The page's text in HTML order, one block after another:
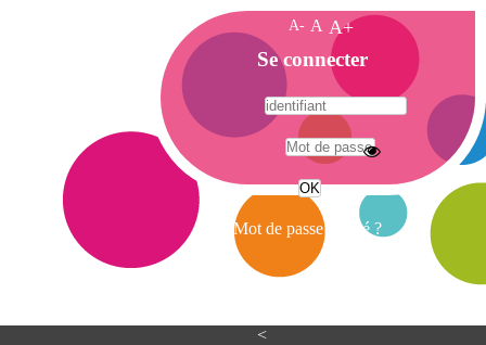
<
A- A A+
A
c
c
e
i
Se connecter
Mot de passe oublié ?
A
e